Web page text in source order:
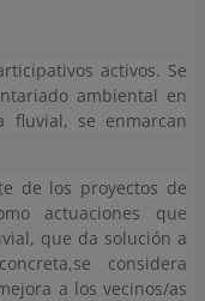
activos. Se
ambiental en
fluvial, se enmarcan
de los proyectos de
actuaciones que
que da solución a
considera
a los vecinos/as